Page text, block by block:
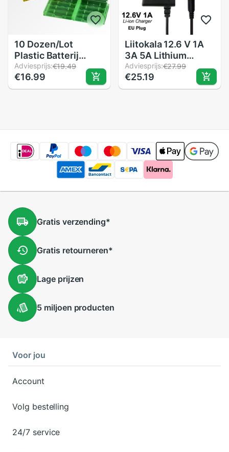
10 Dozen/Lot
Plastic Batterij
Houder Box
Organizer Container
Voor Aa En Aaa
Adviesprijs:€19.49
€16.99
Liitokala 12.6 V 1A
3A 5A Lithium
batterij oplader 3 S
batterij 12 V lader
DC hoofd is
Adviesprijs:€27.99
€25.19
Gratis verzending*
Gratis retourneren*
Lageprijzen
5 miljoen producten
Voor jou
Account
Volg bestelling
24/7 service